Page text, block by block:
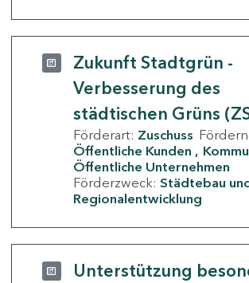
Zukunft Stadtgrün -
Verbesserung des
städtischen Grüns
Förderart: Zuschuss
Öffentliche Kunden
Öffentliche Unternehmen
Förderzweck: Städtebau
Regionalentwicklung
Unterstützung